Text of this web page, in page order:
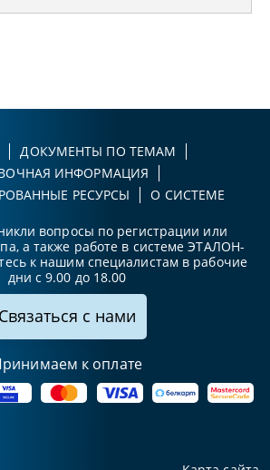
ДОКУМЕНТЫ ПО ТЕМАМ
ИНФОРМАЦИЯ
РЕСУРСЫ
О СИСТЕМЕ
вопросы по регистрации или
а также работе в системе ЭТАЛОН-
к нашим специалистам в рабочие
дни с 9.00 до 18.00
Связаться с нами
к оплате